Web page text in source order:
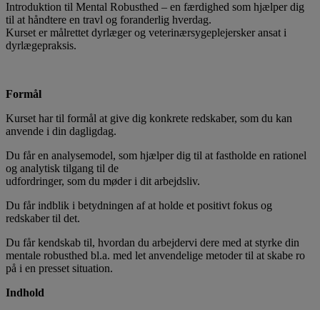
Introduktion til Mental Robusthed – en færdighed som hjælper dig
til at håndtere en travl og foranderlig hverdag.
Kurset er målrettet dyrlæger og veterinærsygeplejersker ansat i
dyrlægepraksis.
Formål
Kurset har til formål at give dig konkrete redskaber, som du kan
anvende i din dagligdag.
Du får en analysemodel, som hjælper dig til at fastholde en rationel
og analytisk tilgang til de
udfordringer, som du møder i dit arbejdsliv.
Du får indblik i betydningen af at holde et positivt fokus og
redskaber til det.
Du får kendskab til, hvordan du arbejdervi dere med at styrke din
mentale robusthed bl.a. med let anvendelige metoder til at skabe ro
på i en presset situation.
Indhold